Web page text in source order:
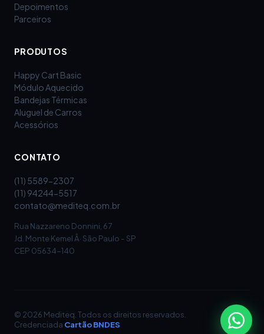
Depoimentos
Parceiros
PRODUTOS
Happy Cart Basic
Módulo Aquecido
Bandejas Térmicas
Aluguel de Carros
Acessórios
CONTATO
(11) 5589-2307
(11) 94244-5517
contato@mediteq.com.br
Rua Nazzareno Donnini, 67
Jd. Monte Kemel Â· São Paulo - SP
CEP 05634-140
© 2026 Mediteq. Todos os direitos reservados.
Credenciada Cartão BNDES